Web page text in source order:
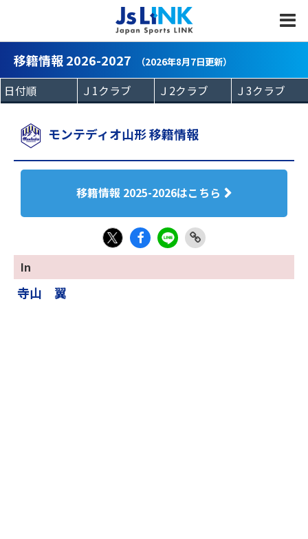
移籍情報 2026-2027 （2026年8月7日更新）
モンテディオ山形 移籍情報
移籍情報 2025-2026はこちら
X
Fac
eb
LIN
E
Link
Copy
In
寺山 翼